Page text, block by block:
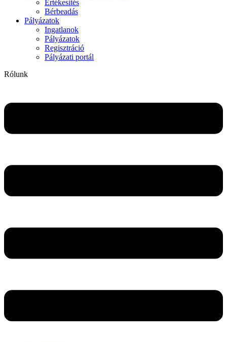
Értékesítés
Bérbeadás
Pályázatok
Ingatlanok
Pályázatok
Regisztráció
Pályázati portál
Rólunk